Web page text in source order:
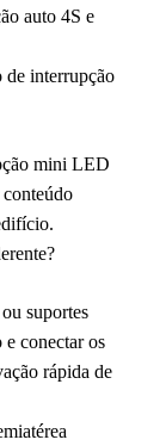
auto 4S e
de interrupção
mini LED
suportes
conectar os
rápida de